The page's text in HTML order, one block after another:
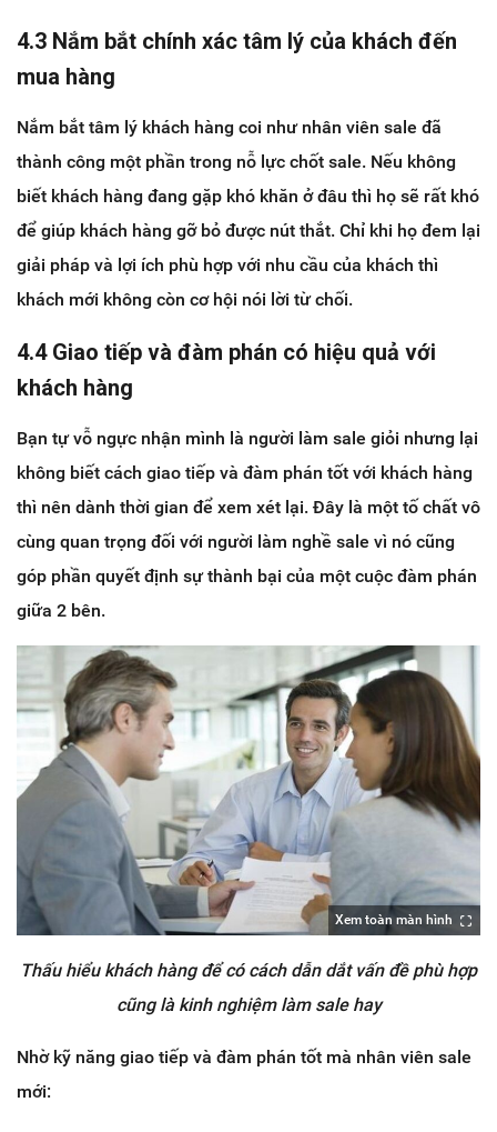
4.3 Nắm bắt chính xác tâm lý của khách đến
mua hàng
Nắm bắt tâm lý khách hàng coi như nhân viên sale đã
thành công một phần trong nỗ lực chốt sale. Nếu không
biết khách hàng đang gặp khó khăn ở đâu thì họ sẽ rất khó
để giúp khách hàng gỡ bỏ được nút thắt. Chỉ khi họ đem lại
giải pháp và lợi ích phù hợp với nhu cầu của khách thì
khách mới không còn cơ hội nói lời từ chối.
4.4 Giao tiếp và đàm phán có hiệu quả với
khách hàng
Bạn tự vỗ ngực nhận mình là người làm sale giỏi nhưng lại
không biết cách giao tiếp và đàm phán tốt với khách hàng
thì nên dành thời gian để xem xét lại. Đây là một tố chất vô
cùng quan trọng đối với người làm nghề sale vì nó cũng
góp phần quyết định sự thành bại của một cuộc đàm phán
giữa 2 bên.
Xem toàn màn hình
Thấu hiểu khách hàng để có cách dẫn dắt vấn đề phù hợp
cũng là kinh nghiệm làm sale hay
Nhờ kỹ năng giao tiếp và đàm phán tốt mà nhân viên sale
mới: